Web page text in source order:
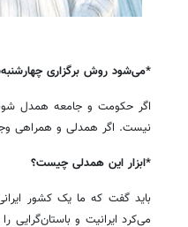
*می‌شود روش برگزاری
اگر حکومت و جامعه همدل شوند،
نیست. اگر همدلی و همراهی
*ابزار این همدلی چیست؟
باید گفت که ما یک کشور